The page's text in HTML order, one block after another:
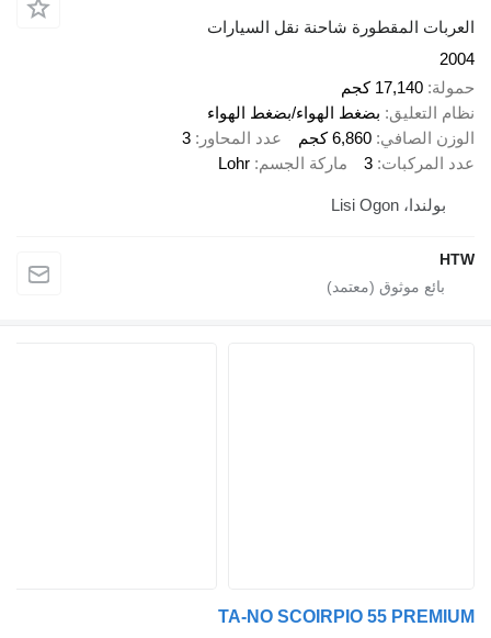
المقطورة شاحنة نقل السيارات
17,140 كجم
بضغط الهواء/بضغط الهواء
6,860 كجم عدد المحاور 3
3 ماركة الجسم Lohr
TA-NO SCOIRPIO 55